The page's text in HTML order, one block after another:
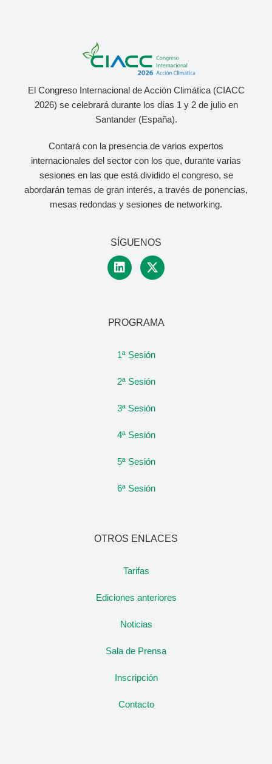
El Congreso Internacional de Acción Climática (CIACC
2026) se celebrará durante los días 1 y 2 de julio en
Santander (España).
Contará con la presencia de varios expertos
internacionales del sector con los que, durante varias
sesiones en las que está dividido el congreso, se
abordarán temas de gran interés, a través de ponencias,
mesas redondas y sesiones de networking.
SÍGUENOS
PROGRAMA
1ª Sesión
2ª Sesión
3ª Sesión
4ª Sesión
5ª Sesión
6ª Sesión
OTROS ENLACES
Tarifas
Ediciones anteriores
Noticias
Sala de Prensa
Inscripción
Contacto